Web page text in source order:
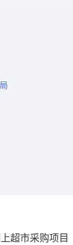
超市采购项目